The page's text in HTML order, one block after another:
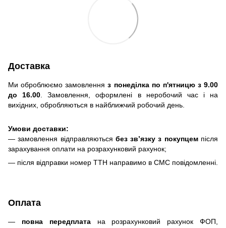
Доставка
Ми оброблюємо замовленняз понеділка по п'ятницю з 9.00
до 16.00. Замовлення, оформлені в неробочий час і на
вихідних, обробляються в найближчий робочий день.
Умови доставки:
— замовлення відправляються без зв’язку з покупцемпісля
зарахування оплати на розрахунковий рахунок;
— після відправки номер ТТН направимо в СМС повідомленні.
Оплата
— повна передплатана розрахунковий рахунок ФОП,